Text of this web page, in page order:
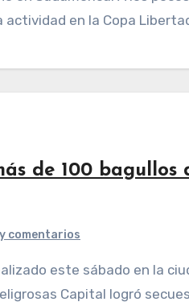
actividad en la Copa
de 100
comentarios
Capital logró